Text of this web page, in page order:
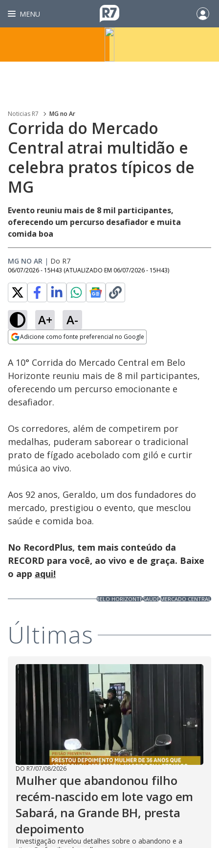
MENU
Noticias R7 MG no Ar
Corrida do Mercado
Central atrai multidão e
celebra pratos típicos de
MG
Evento reuniu mais de 8 mil participantes,
oferecendo um percurso desafiador e muita
comida boa
MG NO AR | Do R7
06/07/2026 - 15H43 (ATUALIZADO EM 06/07/2026 - 15H43)
A+ A-
Adicione como fonte preferencial no Google
Ativar
Loaded
20.10%
A 10° Corrida do Mercado Central em Belo
Horizonte reuniu mais de 8 mil participantes,
oferecendo um percurso emocionante e
desafiador.
Os corredores, além de competirem por
medalhas, puderam saborear o tradicional
prato de fígado acebolado com giló e curtir
música ao vivo.
Aos 92 anos, Geraldo, um dos fundadores do
mercado, prestigiou o evento, que mesclou
saúde e comida boa.
No RecordPlus, tem mais conteúdo da
RECORD para você, ao vivo e de graça. Baixe
o app aqui!
BELO HORIZONTESAÚDEMERCADO CENTRAL
Últimas
DO R7/07/08/2026
Mulher que abandonou filho
recém-nascido em lote vago em
Sabará, na Grande BH, presta
depoimento
Investigação revelou detalhes sobre o abandono e a